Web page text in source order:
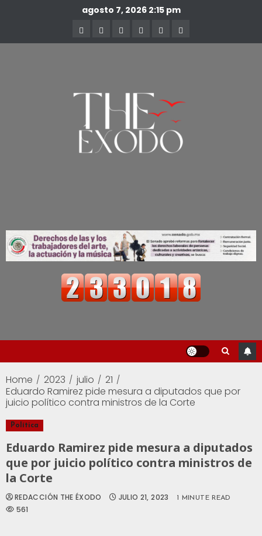
agosto 7, 2026 2:15 pm
Home 2023 julio
21
Eduardo Ramirez pide mesura a diputados que por
juicio político contra ministros de la Corte
Política
Eduardo Ramirez pide mesura a diputados
que por juicio político contra ministros de
la Corte
REDACCIÓN THE ÉXODO JULIO 21, 2023 1 MINUTE READ
561